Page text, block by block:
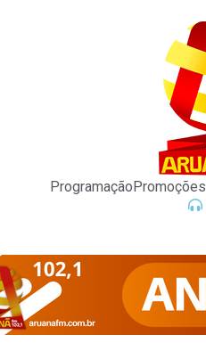
ProgramaçãoPromoções